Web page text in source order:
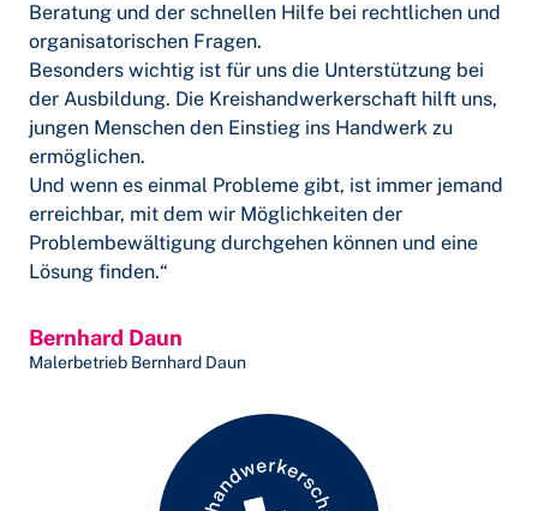
Beratung und der schnellen Hilfe bei rechtlichen und
organisatorischen Fragen.
Besonders wichtig ist für uns die Unterstützung bei
der Ausbildung. Die Kreishandwerkerschaft hilft uns,
jungen Menschen den Einstieg ins Handwerk zu
ermöglichen.
Und wenn es einmal Probleme gibt, ist immer jemand
erreichbar, mit dem wir Möglichkeiten der
Problembewältigung durchgehen können und eine
Lösung finden.“
Bernhard Daun
Malerbetrieb Bernhard Daun